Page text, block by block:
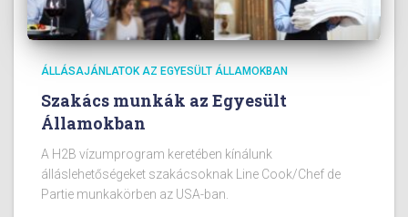
ÁLLÁSAJÁNLATOK AZ EGYESÜLT ÁLLAMOKBAN
Szakács munkák az Egyesült
Államokban
A H2B vízumprogram keretében kínálunk
álláslehetőségeket szakácsoknak Line Cook/Chef de
Partie munkakörben az USA-ban.